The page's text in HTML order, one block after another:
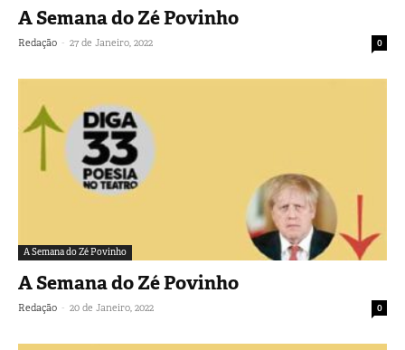
A Semana do Zé Povinho
Redação - 27 de Janeiro, 2022 0
A Semana do Zé Povinho
A Semana do Zé Povinho
Redação - 20 de Janeiro, 2022 0